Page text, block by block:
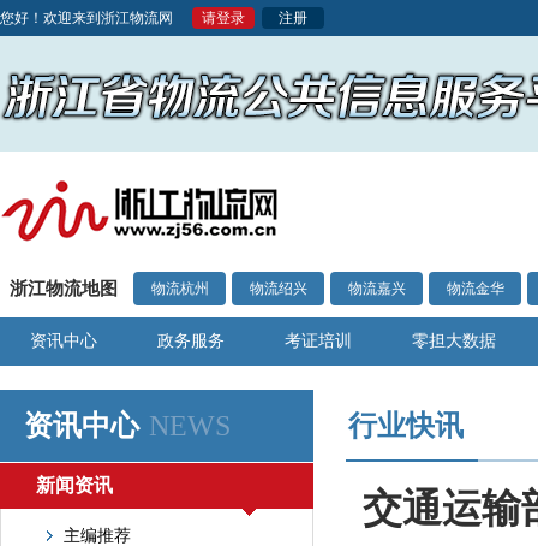
您好！欢迎来到浙江物流网 请登录 注册
浙江物流地图 物流杭州 物流绍兴 物流嘉兴 物流金华
资讯中心 政务服务 考证培训 零担大数据
资讯中心 NEWS
新闻资讯
主编推荐
行业快讯
交通运输